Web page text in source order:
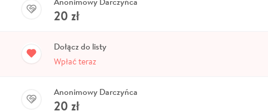
20 zł
Dołącz do listy
Wpłać teraz
Anonimowy Darczyńca
20 zł